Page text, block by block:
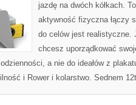
jazdę na dwóch kółkach.
aktywność fizyczna łączy
do celów jest realistyczne.
chcesz uporządkować
a nie do ideałów z
i Rower i kolarstwo. Sednem